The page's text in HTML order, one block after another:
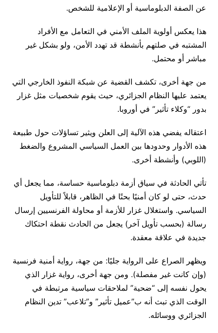
عن الصفة الدبلوماسية أو الإعلامية للشخص.
هذا يعكس أولوية الملف الأمني في التعامل مع الأفراد
المشتبه في صلتهم بأنشطة قد تهدد الأمن، ولو بشكل غير
مباشر أو محتمل.
من جهة أخرى، تكشف القضية عن شبكة النفوذ الخارجي التي
يعتمد عليها النظام الجزائري، حيث يقوم شخصيات مثل غزار
بدور “وكلاء تأثير” في أوروبا.
اعتقاله يفضي هذه الآلية إلى العلن ويثير تساؤلات حول طبيعة
هذه الأدوار وحدودها بين العمل السياسي المشروع والضغط
(اللوبي) وأنشطة أخرى.
تأتي الحادثة في سياق أزمة دبلوماسية حساسة، مما يجعل أي
حدث، حتى لو كان أمنيًا بحتًا في الظاهر، قابلاً للتأويل
السياسي. واستغلال غزار للأزمة أو محاولة الفرنسيين إرسال
رسالة (بحسب تأويل آخر) يجعل من الحادث نقطة احتكاك
جديدة في علاقة معقدة.
ويظهر الصراع على الرواية جليًا: من جهة، رواية أمنية فرنسية
(وإن كانت غير مفصلة). ومن جهة أخرى، رواية غزار الذي
يحول نفسه إلى “ضحية” لملاحقات سياسية مرتبطة في
الوقت الذي تبث أنه ب”عميل تأثير” و”تلاعب” تدين النظام
الجزائري ووسائله.